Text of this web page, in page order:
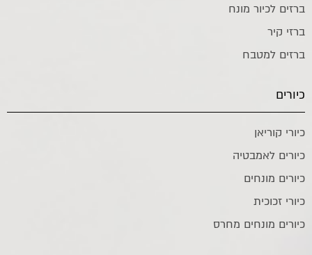
ברזים לכיור מונח
ברזי קיר
ברזים למטבח
כיורים
כיורי קוריאן
כיורים לאמבטיה
כיורים מונחים
כיורי זכוכית
כיורים מונחים מחרס